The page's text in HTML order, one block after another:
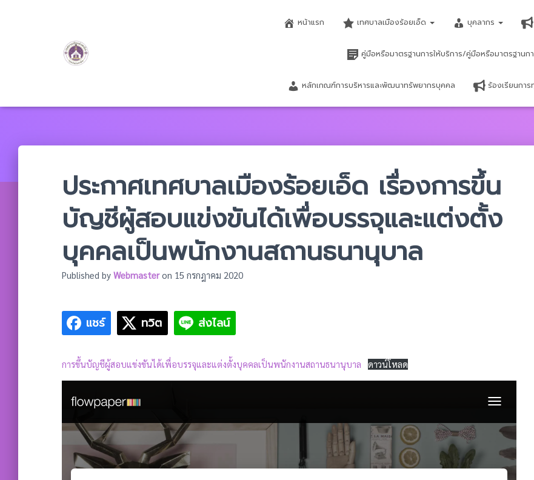
หน้าแรก เทศบาลเมืองร้อยเอ็ด บุคลากร
คู่มือหรือมาตรฐานการให้บริการ/คู่มือหรือมาตรฐานก
หลักเกณฑ์การบริหารและพัฒนาทรัพยากรบุคคล ร้องเรียนกา
ประกาศเทศบาลเมืองร้อยเอ็ด เรื่องการขึ้น
บัญชีผู้สอบแข่งขันได้เพื่อบรรจุและแต่งตั้ง
บุคคลเป็นพนักงานสถานธนานุบาล
Published by Webmasteron 15 กรกฎาคม 2020
แชร์ ทวิต ส่งไลน์
การขึ้นบัญชีผู้สอบแข่งขันได้เพื่อบรรจุและแต่งตั้งบุคคลเป็นพนักงานสถานธนานุบาล ดาวน์โหลด